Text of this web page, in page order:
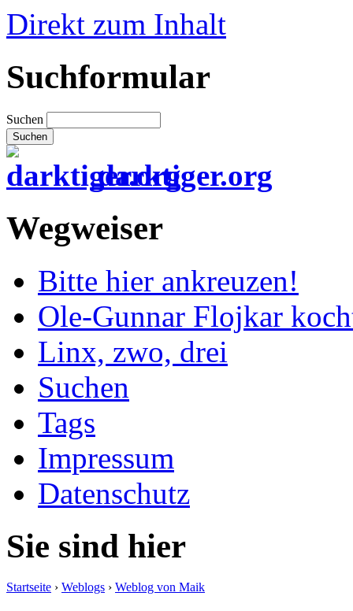
Direkt zum Inhalt
Suchformular
Suchen
darktiger.org
Wegweiser
Bitte hier ankreuzen!
Ole-Gunnar Flojkar
Linx, zwo, drei
Suchen
Tags
Impressum
Datenschutz
Sie sind hier
Startseite › Weblogs › Weblog von Maik